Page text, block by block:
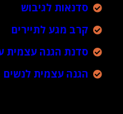
סדנאות לגיבוש
קרב מגע לתיירים
סדנת הגנה עצמית
הגנה עצמית לנשים